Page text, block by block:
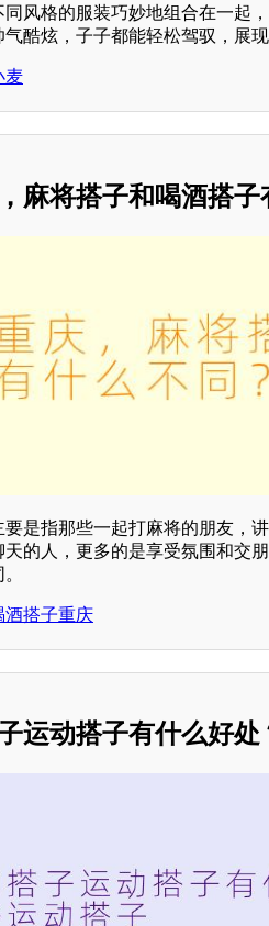
同风格的服装巧妙地组合在一起
酷炫，子子都能轻松驾驭，展
麦
麻将搭子和喝酒搭子
要是指那些一起打麻将的朋友，
天的人，更多的是享受氛围和交
酒搭子重庆
运动搭子有什么好处